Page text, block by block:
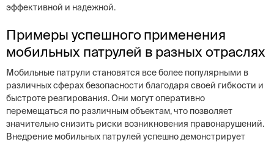
эффективной и надежной.
Примеры успешного применения
мобильных патрулей в разных отраслях
Мобильные патрули становятся все более популярными в
различных сферах безопасности благодаря своей гибкости и
быстроте реагирования. Они могут оперативно
перемещаться по различным объектам, что позволяет
значительно снизить риски возникновения правонарушений.
Внедрение мобильных патрулей успешно демонстрирует